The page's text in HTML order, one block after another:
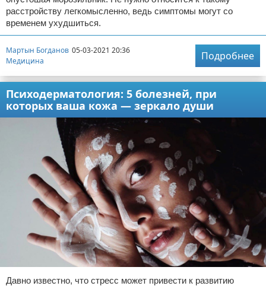
расстройству легкомысленно, ведь симптомы могут со
временем ухудшиться.
Мартын Богданов 05-03-2021 20:36
Медицина
Подробнее
Психодерматология: 5 болезней, при
которых ваша кожа — зеркало души
Давно известно, что стресс может привести к развитию